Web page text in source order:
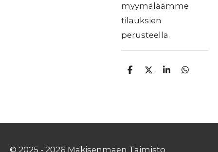
myymäläämme
tilauksien
perusteella.
J
J
J
J
© 2025 - 2026 Mäkisenmäen Taimisto